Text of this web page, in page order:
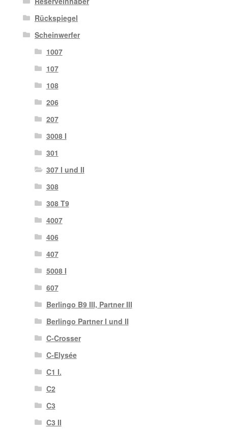
Rückspiegel
Scheinwerfer
1007
107
108
206
207
3008 I
301
307 I und II
308
308 T9
4007
406
407
5008 I
607
Berlingo B9 III, Partner III
Berlingo Partner I und II
C-Crosser
C-Elysée
C1 I.
C2
C3
C3 II